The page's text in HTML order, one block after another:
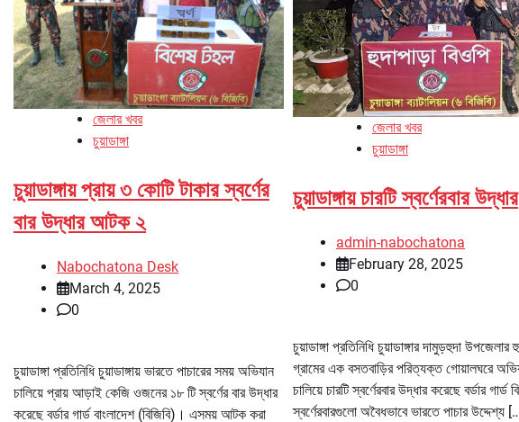
জেলার খবর
চুয়াডাঙ্গা
চুয়াডাঙ্গায় প্রায় ৩ কোটি টাকার স্বর্ণের
বার উদ্ধার আটক ২
Nabochatona Desk
March 4, 2025
0
চুয়াডাঙ্গা প্রতিনিধি চুয়াডাঙ্গায় ভারতে পাচারের সময় অভিযান
চালিয়ে প্রায় আড়াই কেজি ওজনের ১৮ টি স্বর্ণের বার উদ্ধার
করেছে বর্ডার গার্ড বাংলাদেশ (বিজিবি)। এসময় আটক করা
জেলার খবর
চুয়াডাঙ্গা
চুয়াডাঙ্গায় চারটি স্বর্ণেরবার উদ্ধার
admin-nabochatona
February 28, 2025
0
চুয়াডাঙ্গা প্রতিনিধি চুয়াডাঙ্গার দামুড়হুদা উপজেলার
গ্রামের এক বসতবাড়ির পরিত্যক্ত গোয়ালঘরে
চালিয়ে চারটি স্বর্ণেরবার উদ্ধার করেছে বর্ডার গার্ড
স্বর্ণেরবারগুলো অবৈধভাবে ভারতে পাচার উদ্দেশ্য